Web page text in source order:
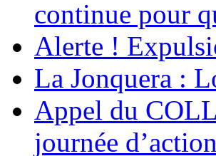
continue pour
Alerte !
La Jonquera :
Appel du
journée